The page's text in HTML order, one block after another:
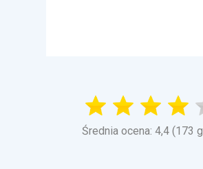
Średnia ocena: 4,4 (173